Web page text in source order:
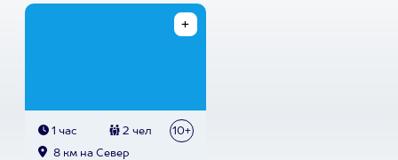
1 час 2 чел 10+
8 км на Север